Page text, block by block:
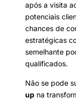
após a visita
potenciais
chances de
estratégicas
semelhante
qualificados.
Não se pode
up na